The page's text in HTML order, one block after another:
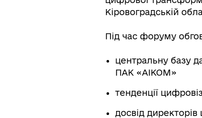
Кіровоградській
Під час форуму
центральну базу
ПАК «АІКОМ»
тенденції
досвід